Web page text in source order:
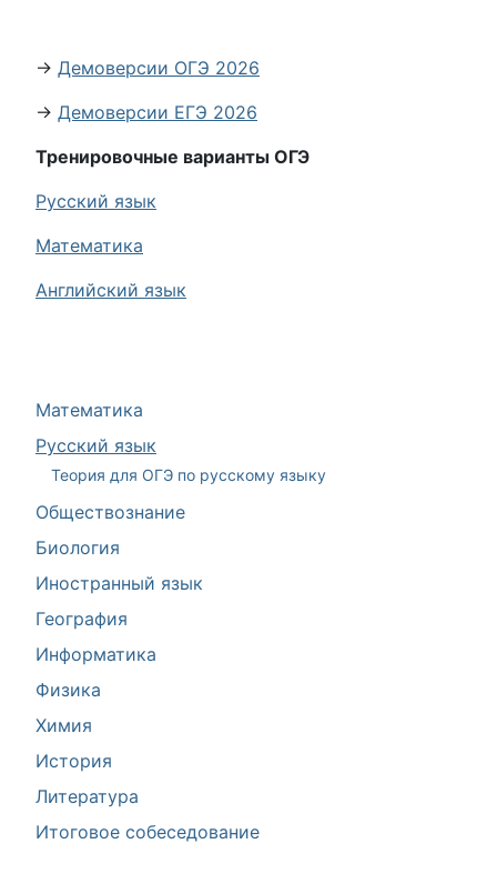
Математика
Русский язык
Теория для ОГЭ по русскому языку
Обществознание
Биология
Иностранный язык
География
Информатика
Физика
Химия
История
Литература
Итоговое собеседование
→ Демоверсии ОГЭ 2026
→ Демоверсии ЕГЭ 2026
Тренировочные варианты ОГЭ
Русский язык
Математика
Английский язык